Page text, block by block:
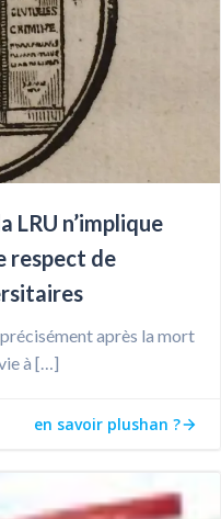
n’implique
respect de
après la mort
à […]
en savoir plushan ?